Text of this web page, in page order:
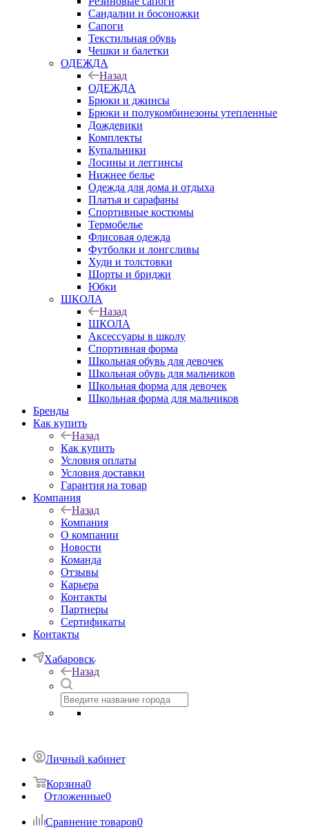
Сандалии и босоножки
Сапоги
Текстильная обувь
Чешки и балетки
ОДЕЖДА
Назад
ОДЕЖДА
Брюки и джинсы
Брюки и полукомбинезоны утепленные
Дождевики
Комплекты
Купальники
Лосины и леггинсы
Нижнее белье
Одежда для дома и отдыха
Платья и сарафаны
Спортивные костюмы
Термобелье
Флисовая одежда
Футболки и лонгсливы
Худи и толстовки
Шорты и бриджи
Юбки
ШКОЛА
Назад
ШКОЛА
Аксессуары в школу
Спортивная форма
Школьная обувь для девочек
Школьная обувь для мальчиков
Школьная форма для девочек
Школьная форма для мальчиков
Бренды
Как купить
Назад
Как купить
Условия оплаты
Условия доставки
Гарантия на товар
Компания
Назад
Компания
О компании
Новости
Команда
Отзывы
Карьера
Контакты
Партнеры
Сертификаты
Контакты
Хабаровск
Назад
Личный кабинет
Корзина0
Отложенные0
Сравнение товаров0